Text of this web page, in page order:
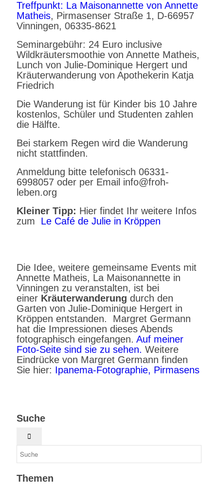
Treffpunkt: La Maisonannette von Annette
Matheis, Pirmasenser Straße 1, D-66957
Vinningen, 06335-8621
Seminargebühr: 24 Euro inclusive
Wildkräutersmoothie von Annette Matheis,
Lunch von Julie-Dominique Hergert und
Kräuterwanderung von Apothekerin Katja
Friedrich
Die Wanderung ist für Kinder bis 10 Jahre
kostenlos, Schüler und Studenten zahlen
die Hälfte.
Bei starkem Regen wird die Wanderung
nicht stattfinden.
Anmeldung bitte telefonisch 06331-
6998057 oder per Email info@froh-
leben.org
Kleiner Tipp: Hier findet Ihr weitere Infos
zum Le Café de Julie in Kröppen
Die Idee, weitere gemeinsame Events mit
Annette Matheis, La Maisonannette in
Vinningen zu veranstalten, ist bei
einer Kräuterwanderung durch den
Garten von Julie-Dominique Hergert in
Kröppen entstanden. Margret Germann
hat die Impressionen dieses Abends
fotographisch eingefangen. Auf meiner
Foto-Seite sind sie zu sehen. Weitere
Eindrücke von Margret Germann finden
Sie hier: Ipanema-Fotographie, Pirmasens
Suche
Themen